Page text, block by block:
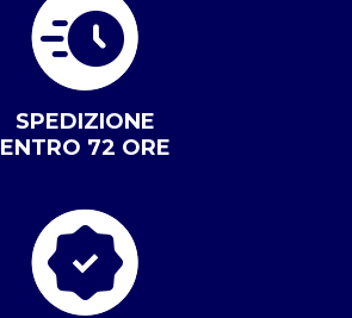
SPEDIZIONE
ENTRO 72 ORE